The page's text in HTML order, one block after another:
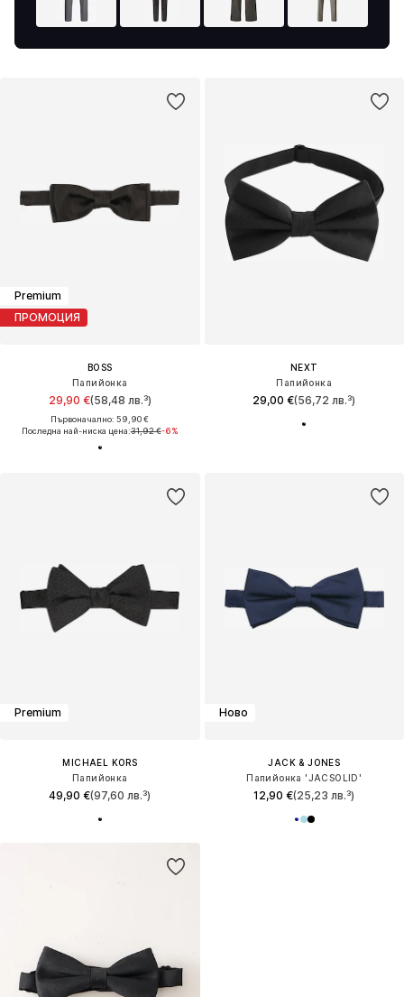
Premium
ПРОМОЦИЯ
BOSS
Папийонка
29,90 €(58,48 лв.³)
Първоначално: 59,90 €
Последна най-ниска цена:31,92 €-6%
NEXT
Папийонка
29,00 €(56,72 лв.³)
Premium
MICHAEL KORS
Папийонка
49,90 €(97,60 лв.³)
Ново
JACK & JONES
Папийонка 'JACSOLID'
12,90 €(25,23 лв.³)